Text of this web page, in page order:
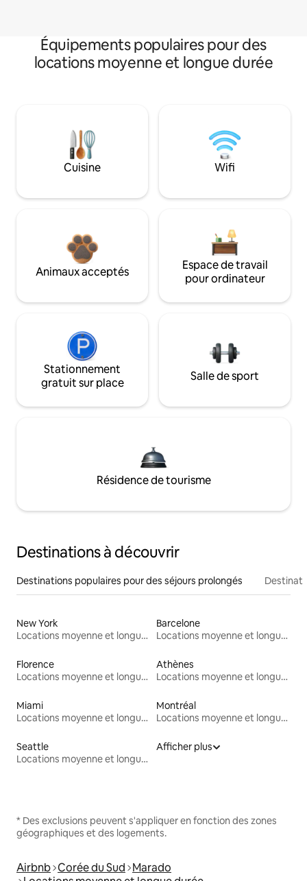
Équipements populaires pour des
locations moyenne et longue durée
Cuisine Wifi
Animaux acceptés
Espace de travail
pour ordinateur
Stationnement
gratuit sur place
Salle de sport
Résidence de tourisme
Destinations à découvrir
Destinations populaires pour des séjours prolongés
New York
Locations moyenne et longue durée
Barcelone
Locations moyenne et longue durée
Florence
Locations moyenne et longue durée
Athènes
Locations moyenne et longue durée
Miami
Locations moyenne et longue durée
Montréal
Locations moyenne et longue durée
Seattle
Locations moyenne et longue durée
Afficher plus
* Des exclusions peuvent s'appliquer en fonction des zones
géographiques et des logements.
Airbnb Corée du Sud Marado